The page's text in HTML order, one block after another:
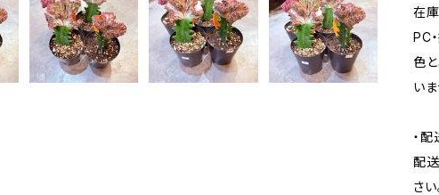
在
PC
色
いま
・
配
さい